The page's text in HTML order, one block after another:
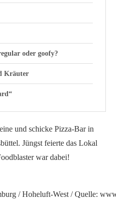
oder goofy?
Kräuter
und schicke Pizza-Bar in
Jüngst feierte das Lokal
war dabei!
/ Hoheluft-West / Quelle: